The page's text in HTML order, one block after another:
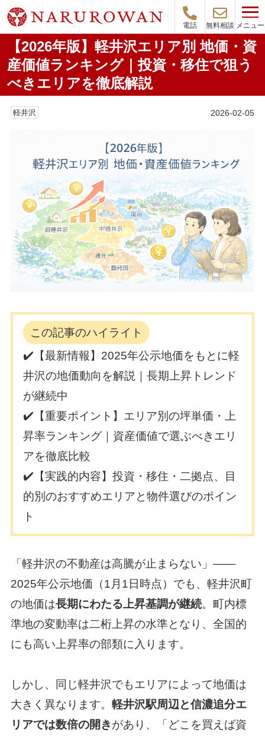
電話 無料相談 メニュー
【2026年版】軽井沢エリア別 地価・資
産価値ランキング｜投資・移住で狙う
べきエリアを徹底解説
軽井沢 2026-02-05
この記事のハイライト
✔️【最新情報】2025年公示地価をもとに軽
井沢の地価動向を解説｜長期上昇トレンド
が継続中
✔️【重要ポイント】エリア別の坪単価・上
昇率ランキング｜資産価値で選ぶべきエリ
アを徹底比較
✔️【実践的内容】投資・移住・二拠点、目
的別のおすすめエリアと物件選びのポイン
ト
「軽井沢の不動産は高騰が止まらない」——
2025年公示地価（1月1日時点）でも、軽井沢町
の地価は長期にわたる上昇基調が継続。町内標
準地の変動率は二桁上昇の水準となり、全国的
にも高い上昇率の部類に入ります。
しかし、同じ軽井沢でもエリアによって地価は
大きく異なります。 軽井沢駅周辺と信濃追分エ
リアでは数倍の開きがあり、「どこを買えば資